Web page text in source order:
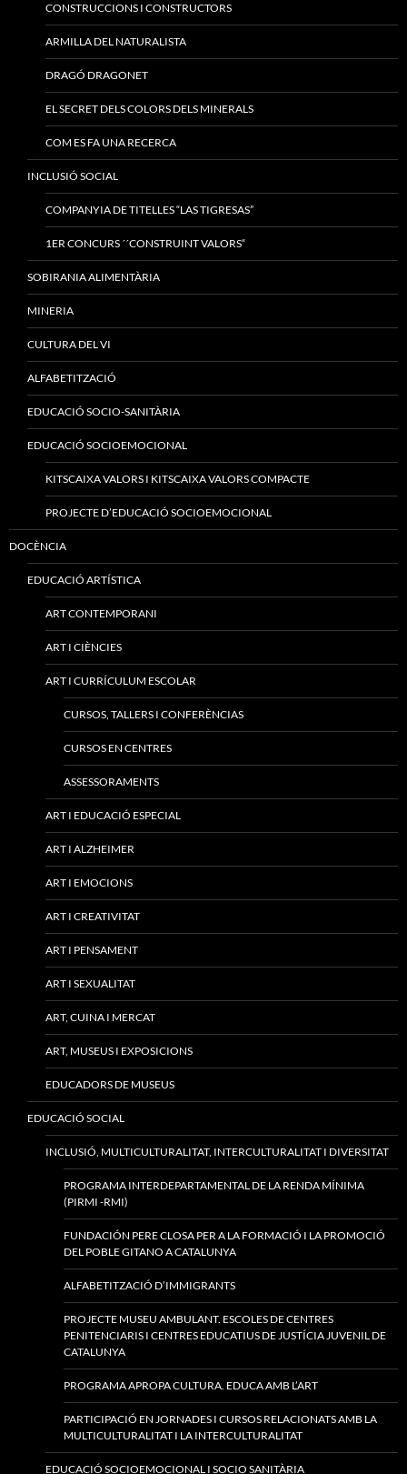
CONSTRUCCIONS I CONSTRUCTORS
ARMILLA DEL NATURALISTA
DRAGÓ DRAGONET
EL SECRET DELS COLORS DELS MINERALS
COM ES FA UNA RECERCA
INCLUSIÓ SOCIAL
COMPANYIA DE TITELLES “LAS TIGRESAS”
1ER CONCURS ´´CONSTRUINT VALORS“
SOBIRANIA ALIMENTÀRIA
MINERIA
CULTURA DEL VI
ALFABETITZACIÓ
EDUCACIÓ SOCIO-SANITÀRIA
EDUCACIÓ SOCIOEMOCIONAL
KITSCAIXA VALORS I KITSCAIXA VALORS COMPACTE
PROJECTE D’EDUCACIÓ SOCIOEMOCIONAL
DOCÈNCIA
EDUCACIÓ ARTÍSTICA
ART CONTEMPORANI
ART I CIÈNCIES
ART I CURRÍCULUM ESCOLAR
CURSOS, TALLERS I CONFERÈNCIAS
CURSOS EN CENTRES
ASSESSORAMENTS
ART I EDUCACIÓ ESPECIAL
ART I ALZHEIMER
ART I EMOCIONS
ART I CREATIVITAT
ART I PENSAMENT
ART I SEXUALITAT
ART, CUINA I MERCAT
ART, MUSEUS I EXPOSICIONS
EDUCADORS DE MUSEUS
EDUCACIÓ SOCIAL
INCLUSIÓ, MULTICULTURALITAT, INTERCULTURALITAT I DIVERSITAT
PROGRAMA INTERDEPARTAMENTAL DE LA RENDA MÍNIMA
(PIRMI -RMI)
FUNDACIÓN PERE CLOSA PER A LA FORMACIÓ I LA PROMOCIÓ
DEL POBLE GITANO A CATALUNYA
ALFABETITZACIÓ D’IMMIGRANTS
PROJECTE MUSEU AMBULANT. ESCOLES DE CENTRES
PENITENCIARIS I CENTRES EDUCATIUS DE JUSTÍCIA JUVENIL DE
CATALUNYA
PROGRAMA APROPA CULTURA. EDUCA AMB L’ART
PARTICIPACIÓ EN JORNADES I CURSOS RELACIONATS AMB LA
MULTICULTURALITAT I LA INTERCULTURALITAT
EDUCACIÓ SOCIOEMOCIONAL I SOCIO SANITÀRIA